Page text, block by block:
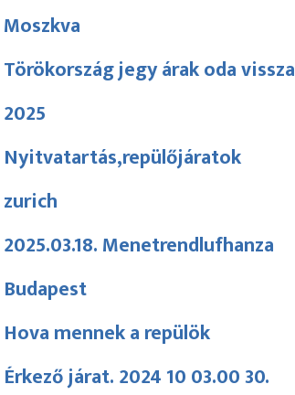
Moszkva
Törökország jegy árak oda vissza
2025
Nyitvatartás,repülőjáratok
zurich
2025.03.18. Menetrendlufhanza
Budapest
Hova mennek a repülök
Érkező járat. 2024 10 03.00 30.